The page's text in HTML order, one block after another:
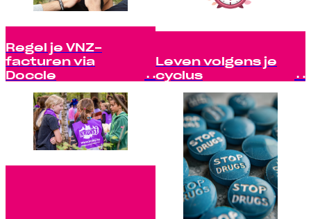
Regel je VNZ-
facturen via
Doccle
Leven volgens je
cyclus